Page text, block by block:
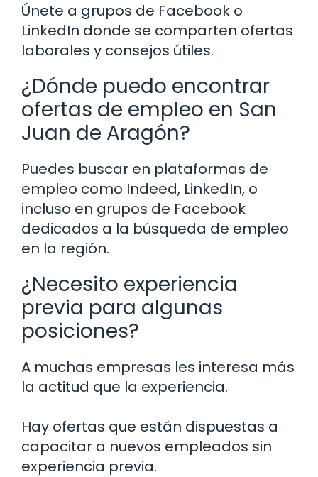
Únete a grupos de Facebook o
LinkedIn donde se comparten ofertas
laborales y consejos útiles.
¿Dónde puedo encontrar
ofertas de empleo en San
Juan de Aragón?
Puedes buscar en plataformas de
empleo como Indeed, LinkedIn, o
incluso en grupos de Facebook
dedicados a la búsqueda de empleo
en la región.
¿Necesito experiencia
previa para algunas
posiciones?
A muchas empresas les interesa más
la actitud que la experiencia.
Hay ofertas que están dispuestas a
capacitar a nuevos empleados sin
experiencia previa.